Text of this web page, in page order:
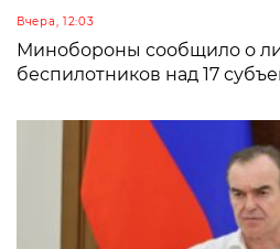
Вчера, 12:03
Минобороны сообщило о
беспилотников над 17